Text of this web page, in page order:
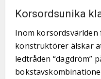
Korsordsunika
Inom korsordsvärlden
konstruktörer älskar
ledtråden “dagdröm”